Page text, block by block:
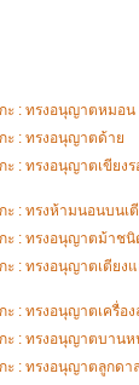
ะ : ทรงอนุญาตหมอน
ะ : ทรงอนุญาตด้าย
ะ : ทรงอนุญาตเขียงร
ะ : ทรงห้ามนอนบนเตี
ะ : ทรงอนุญาตม้าชนิ
ะ : ทรงอนุญาตเตียงแ
ะ : ทรงอนุญาตเครื่อง
ะ : ทรงอนุญาตบานห
ะ : ทรงอนุญาตลูกดา